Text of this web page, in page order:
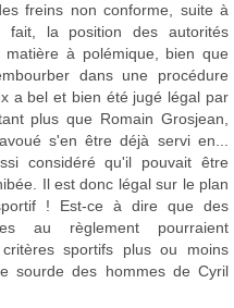
freins non conforme, suite à
la position des autorités
à polémique, bien que
dans une procédure
a bel et bien été jugé légal par
plus que Romain Grosjean,
s'en être déjà servi en...
considéré qu'il pouvait être
Il est donc légal sur le plan
! Est-ce à dire que des
au règlement pourraient
sportifs plus ou moins
sourde des hommes de Cyril